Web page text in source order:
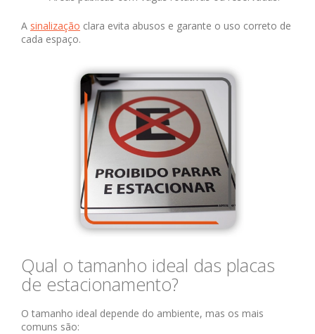
A sinalização clara evita abusos e garante o uso correto de
cada espaço.
Qual o tamanho ideal das placas
de estacionamento?
O tamanho ideal depende do ambiente, mas os mais
comuns são: